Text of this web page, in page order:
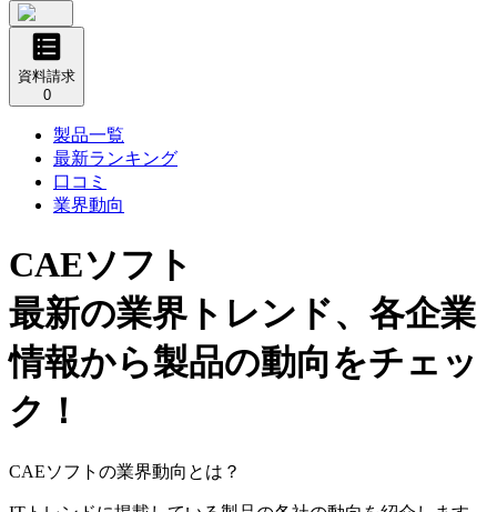
資料請求
0
製品一覧
最新ランキング
口コミ
業界動向
CAEソフト
最新の業界トレンド、各企業
情報から製品の動向をチェッ
ク！
CAEソフトの業界動向とは？